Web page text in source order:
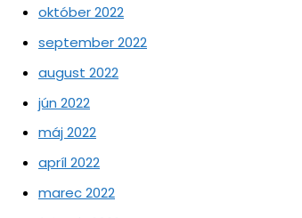
október 2022
september 2022
august 2022
jún 2022
máj 2022
apríl 2022
marec 2022